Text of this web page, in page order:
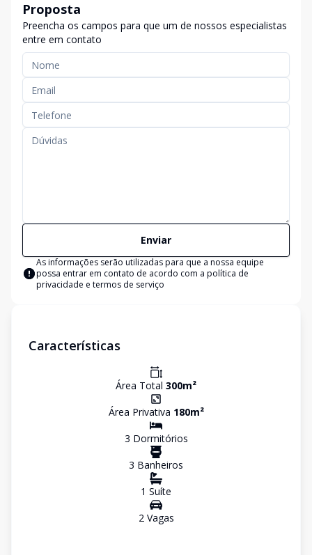
Proposta
Preencha os campos para que um de nossos especialistas
entre em contato
Enviar
As informações serão utilizadas para que a nossa equipe
possa entrar em contato de acordo com a política de
privacidade e termos de serviço
Características
Área Total 300m²
Área Privativa 180m²
3 Dormitórios
3 Banheiros
1 Suíte
2Vagas